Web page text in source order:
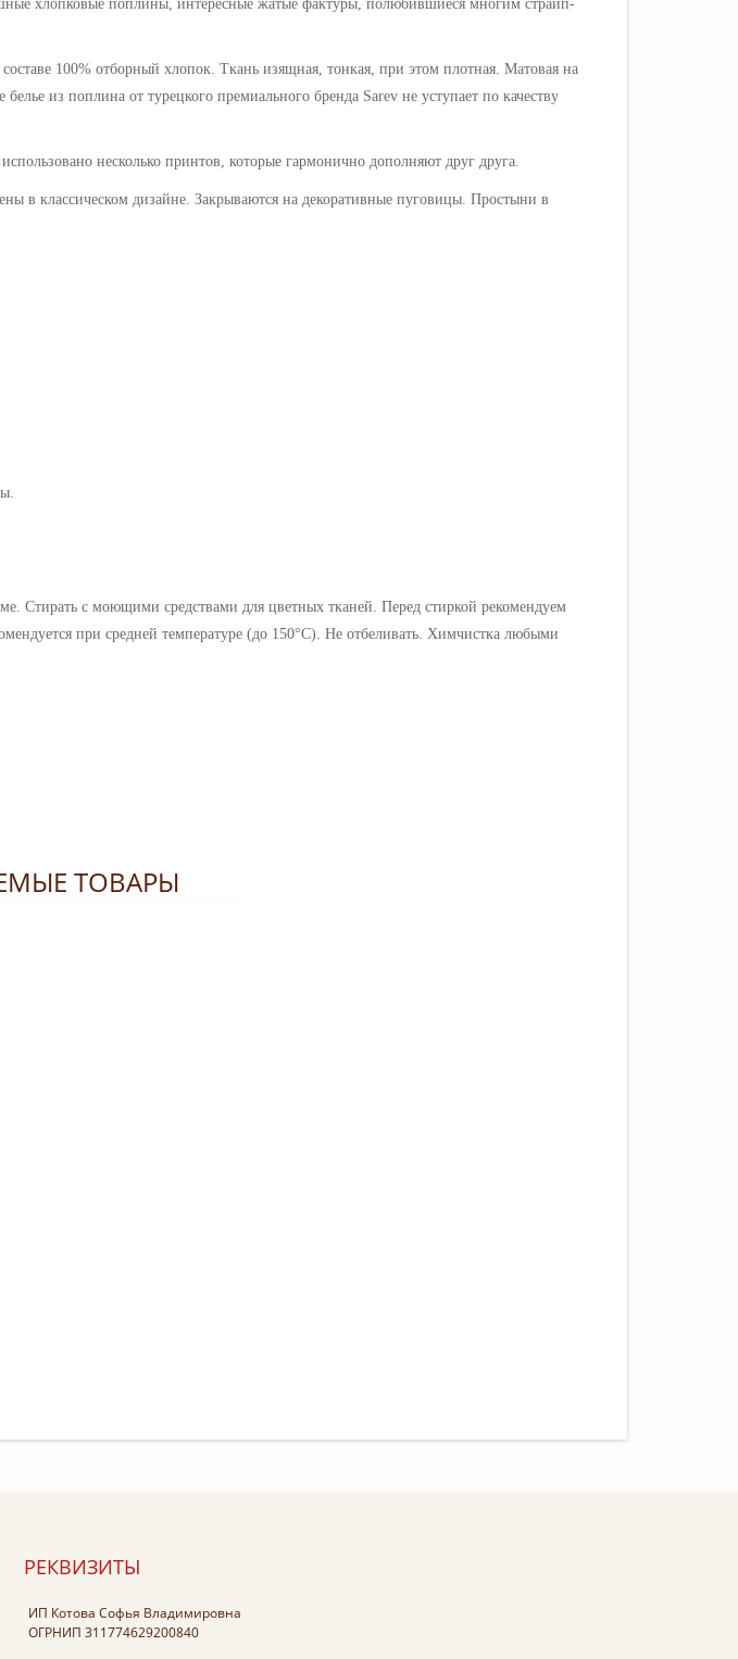
хлопковые поплины, интересные жатые фактуры, полюбившиеся многим страйп-
100% отборный хлопок. Ткань изящная, тонкая, при этом плотная. Матовая на
из поплина от турецкого премиального бренда Sarev не уступает по качеству
несколько принтов, которые гармонично дополняют друг друга.
в классическом дизайне. Закрываются на декоративные пуговицы. Простыни в
Стирать с моющими средствами для цветных тканей. Перед стиркой рекомендуем
при средней температуре (до 150°C) Не отбеливать. Химчистка любыми
ТОВАРЫ
РЕКВИЗИТЫ
ИП Котова Софья Владимировна
ОГРНИП 311774629200840